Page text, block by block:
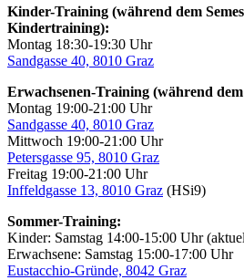
Kinder-Training (während dem
Kindertraining):
Montag 18:30-19:30 Uhr
Sandgasse 40, 8010 Graz
Erwachsenen-Training (während dem
Montag 19:00-21:00 Uhr
Sandgasse 40, 8010 Graz
Mittwoch 19:00-21:00 Uhr
Petersgasse 95, 8010 Graz
Freitag 19:00-21:00 Uhr
Inffeldgasse 13, 8010 Graz (HSi9)
Sommer-Training:
Kinder: Samstag 14:00-15:00 Uhr
Erwachsene: Samstag 15:00-17:00 Uhr
Eustacchio-Gründe, 8042 Graz